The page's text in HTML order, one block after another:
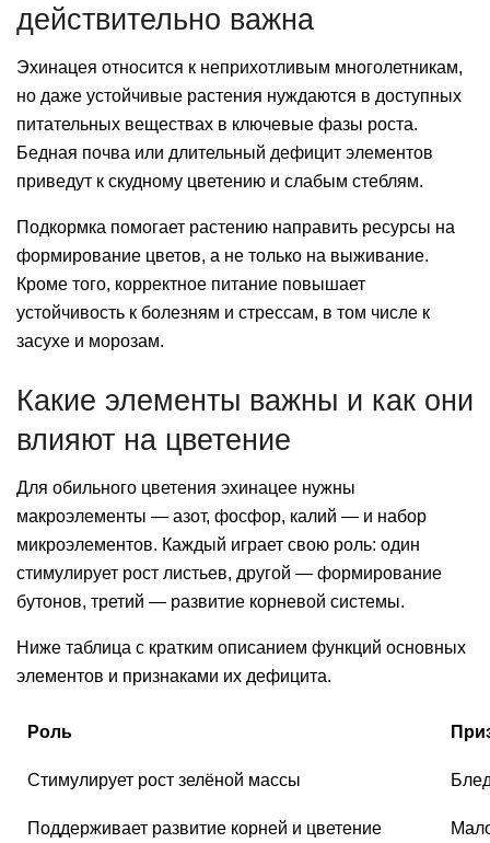
действительно важна
Эхинацея относится к неприхотливым многолетникам,
но даже устойчивые растения нуждаются в доступных
питательных веществах в ключевые фазы роста.
Бедная почва или длительный дефицит элементов
приведут к скудному цветению и слабым стеблям.
Подкормка помогает растению направить ресурсы на
формирование цветов, а не только на выживание.
Кроме того, корректное питание повышает
устойчивость к болезням и стрессам, в том числе к
засухе и морозам.
Какие элементы важны и как они
влияют на цветение
Для обильного цветения эхинацее нужны
макроэлементы — азот, фосфор, калий — и набор
микроэлементов. Каждый играет свою роль: один
стимулирует рост листьев, другой — формирование
бутонов, третий — развитие корневой системы.
Ниже таблица с кратким описанием функций основных
элементов и признаками их дефицита.
Роль
Стимулирует рост зелёной массы
Поддерживает развитие корней и цветение